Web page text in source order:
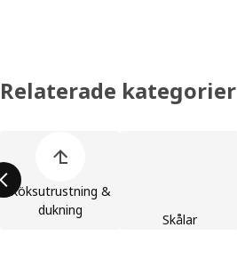
Relaterade kategorier
Köksutrustning &
dukning
Skålar